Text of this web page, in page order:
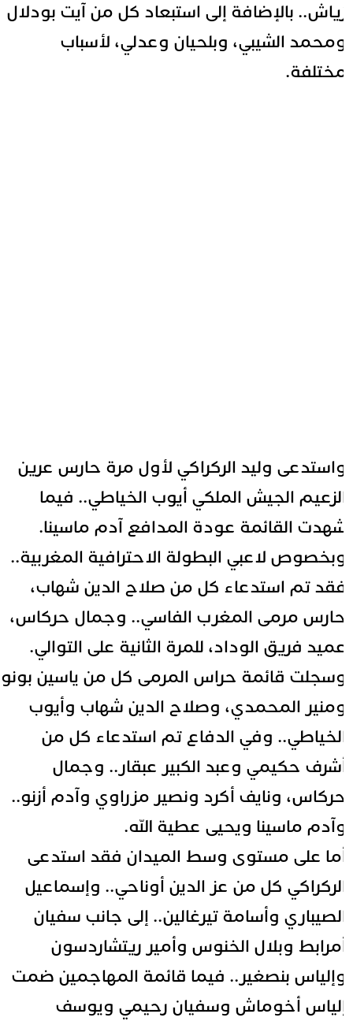
بالإضافة إلى استبعاد كل من آيت بودلال
الشيبي، وبلحيان وعدلي، لأسباب
وليد الركراكي لأول مرة حارس عرين
الجيش الملكي أيوب الخياطي.. فيما
القائمة عودة المدافع آدم ماسينا.
لاعبي البطولة الاحترافية المغربية..
تم استدعاء كل من صلاح الدين شهاب،
مرمى المغرب الفاسي.. وجمال حركاس،
فريق الوداد، للمرة الثانية على التوالي.
قائمة حراس المرمى كل من ياسين بونو
المحمدي، وصلاح الدين شهاب وأيوب
وفي الدفاع تم استدعاء كل من
حكيمي وعبد الكبير عبقار.. وجمال
ونايف أكرد ونصير مزراوي وآدم أزنو..
ماسينا ويحيى عطية الله.
على مستوى وسط الميدان فقد استدعى
كل من عز الدين أوناحي.. وإسماعيل
وأسامة تيرغالين.. إلى جانب سفيان
وبلال الخنوس وأمير ريتشاردسون
بنصغير.. فيما قائمة المهاجمين ضمت
أخوماش وسفيان رحيمي ويوسف